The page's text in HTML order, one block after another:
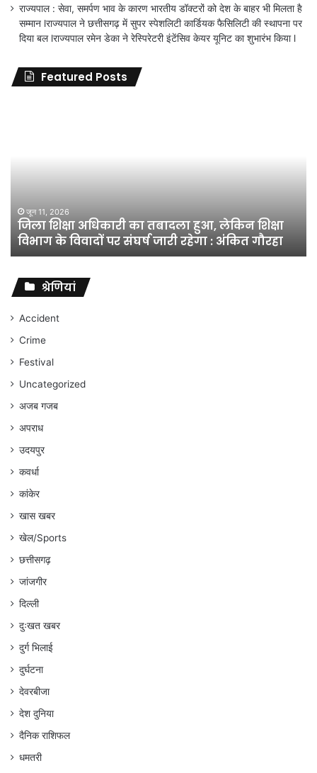
राज्यपाल : सेवा, समर्पण भाव के कारण भारतीय डॉक्टरों को देश के बाहर भी मिलता है
सम्मान lराज्यपाल ने छत्तीसगढ़ में सुपर स्पेशलिटी कार्डियक फैसिलिटी की स्थापना पर
दिया बल lराज्यपाल रमेन डेका ने रेस्पिरेटरी इंटेंसिव केयर यूनिट का शुभारंभ किया l
Featured Posts
शिक्षा
विभाग
विवादों
संघर्ष
जारी
रहेगा
अंकित
गौरहा
जून 11, 2026
जिला शिक्षा अधिकारी का तबादला हुआ, लेकिन शिक्षा
विभाग के विवादों पर संघर्ष जारी रहेगा : अंकित गौरहा
श्रेणियां
Accident
Crime
Festival
Uncategorized
अजब गजब
अपराध
उदयपुर
कवर्धा
कांकेर
खास खबर
खेल/Sports
छत्तीसगढ़
जांजगीर
दिल्ली
दुःखत खबर
दुर्ग भिलाई
दुर्घटना
देवरबीजा
देश दुनिया
दैनिक राशिफल
धमतरी